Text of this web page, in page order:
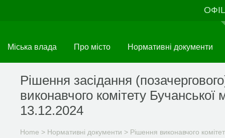
Міська влада Про місто Нормативні документи
Рішення засідання
виконавчого комітету Бучанської
13.12.2024
Home > Нормативні документи > Рішення виконавчого